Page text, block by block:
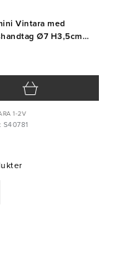
Vintara med
Ø7 H3,5cm
1-2V
S40781